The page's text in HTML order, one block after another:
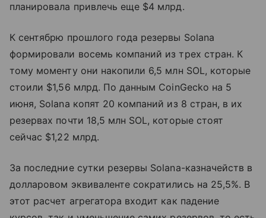
планировала привлечь еще $4 млрд.
К сентябрю прошлого года резервы Solana
формировали восемь компаний из трех стран. К
тому моменту они накопили 6,5 млн SOL, которые
стоили $1,56 млрд. По данным CoinGecko на 5
июня, Solana копят 20 компаний из 8 стран, в их
резервах почти 18,5 млн SOL, которые стоят
сейчас $1,22 млрд.
За последние сутки резервы Solana-казначейств в
долларовом эквиваленте сократились на 25,5%. В
этот расчет агрегатора входит как падение